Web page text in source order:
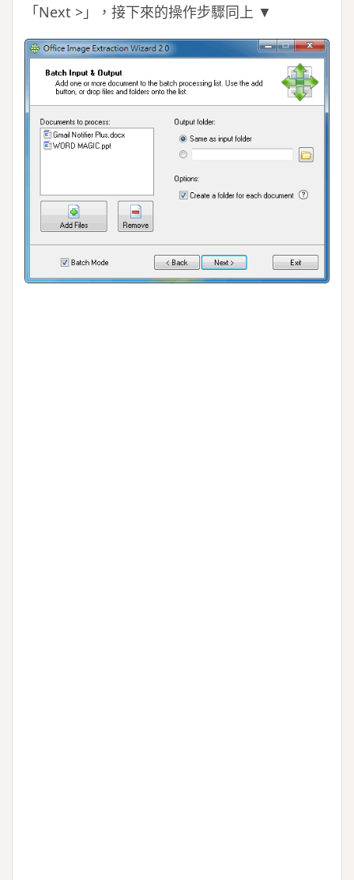
「Next >」，接下來的操作步驟同上 ▼